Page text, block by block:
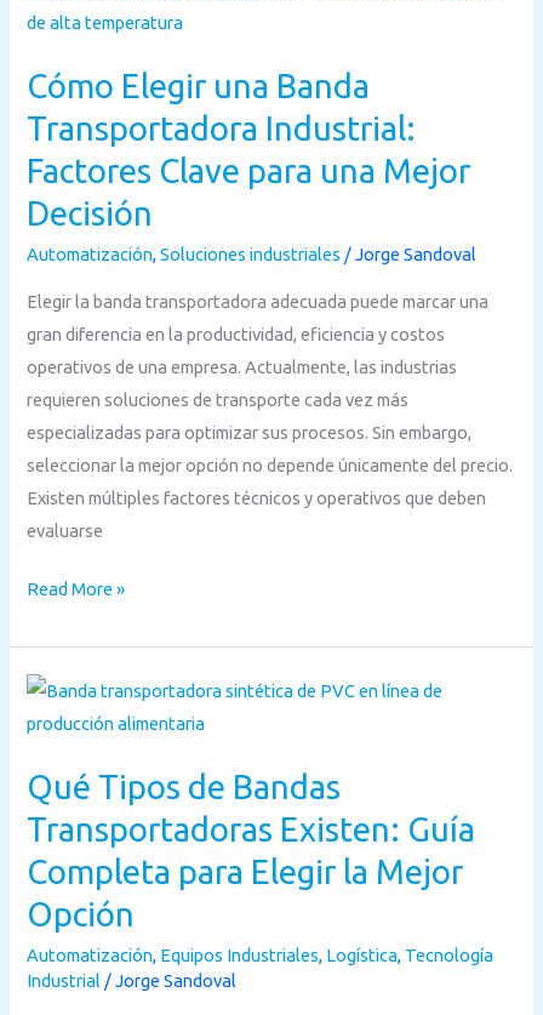
Cómo Elegir una Banda
Transportadora Industrial:
Factores Clave para una Mejor
Decisión
Automatización,Soluciones industriales /Jorge Sandoval
Elegir la banda transportadora adecuada puede marcar una
gran diferencia en la productividad, eficiencia y costos
operativos de una empresa. Actualmente, las industrias
requieren soluciones de transporte cada vez más
especializadas para optimizar sus procesos. Sin embargo,
seleccionar la mejor opción no depende únicamente del precio.
Existen múltiples factores técnicos y operativos que deben
evaluarse
Elegir
Banda
Transportadora
Factores
Clave
para
Mejor
Decisión
Read More »
Qué Tipos de Bandas
Transportadoras Existen: Guía
Completa para Elegir la Mejor
Opción
Automatización, Equipos Industriales, Logística, Tecnología
Industrial /Jorge Sandoval
Qué
Tipos
Bandas
Transportadoras
Guía
Completa
para
Elegir